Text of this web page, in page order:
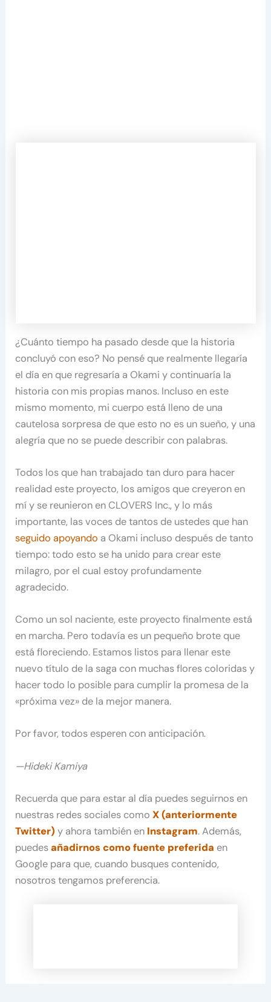
¿Cuánto tiempo ha pasado desde que la historia
concluyó con eso? No pensé que realmente llegaría
el día en que regresaría a Okami y continuaría la
historia con mis propias manos. Incluso en este
mismo momento, mi cuerpo está lleno de una
cautelosa sorpresa de que esto no es un sueño, y una
alegría que no se puede describir con palabras.
Todos los que han trabajado tan duro para hacer
realidad este proyecto, los amigos que creyeron en
mí y se reunieron en CLOVERS Inc., y lo más
importante, las voces de tantos de ustedes que han
seguido apoyando a Okami incluso después de tanto
tiempo: todo esto se ha unido para crear este
milagro, por el cual estoy profundamente
agradecido.
Como un sol naciente, este proyecto finalmente está
en marcha. Pero todavía es un pequeño brote que
está floreciendo. Estamos listos para llenar este
nuevo título de la saga con muchas flores coloridas y
hacer todo lo posible para cumplir la promesa de la
«próxima vez» de la mejor manera.
Por favor, todos esperen con anticipación.
—Hideki Kamiya
Recuerda que para estar al día puedes seguirnos en
nuestras redes sociales comoX (anteriormente
Twitter) y ahora también en Instagram. Además,
puedesañadirnos como fuente preferida en
Google para que, cuando busques contenido,
nosotros tengamos preferencia.